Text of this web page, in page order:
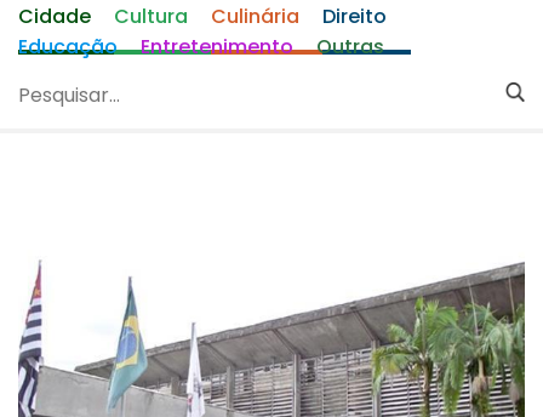
Cidade Cultura Culinária
Direito
Educação
Entretenimento Outras